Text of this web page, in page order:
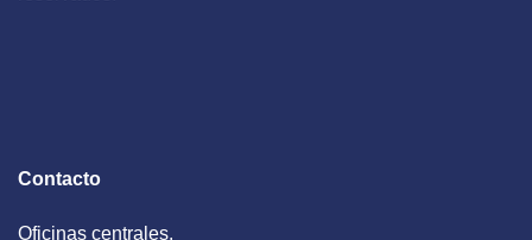
Contacto
Oficinas centrales.